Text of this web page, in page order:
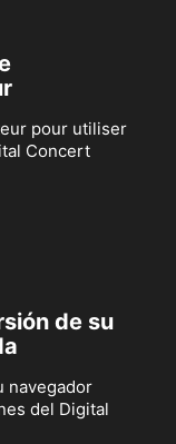
pour utiliser
Concert
de su
navegador
del Digital